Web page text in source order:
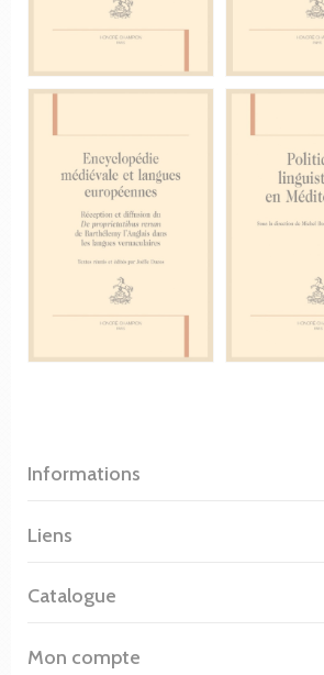
Informations
Liens
Catalogue
Mon compte